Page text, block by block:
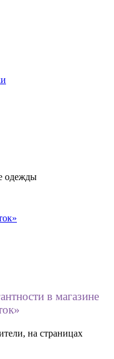
одежды
в магазине
на страницах